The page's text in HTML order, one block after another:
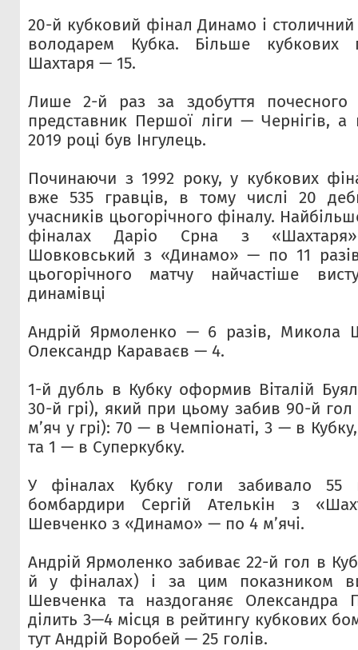
20-й кубковий фінал Динамо і столичний
володарем Кубка. Більше
Шахтаря — 15.
Лише 2-й раз за здобуття почесного
представник Першої ліги — Чернігів,
2019 році був Інгулець.
Починаючи з 1992 року, у кубкових
вже 535 гравців, в тому числі 20
учасників цьогорічного фіналу.
фіналах Даріо Срна з
Шовковський з «Динамо» — по 11
цьогорічного матчу найчастіше
динамівці
Андрій Ярмоленко — 6 разів, Микола
Олександр Караваєв — 4.
1-й дубль в Кубку оформив Віталій
30-й грі), який при цьому забив 90-й гол
м’яч у грі): 70 — в Чемпіонаті, 3 — в
та 1 — в Суперкубку.
У фіналах Кубку голи забивало 55
бомбардири Сергій Ателькін з
Шевченко з «Динамо» — по 4 м’ячі.
Андрій Ярмоленко забиває 22-й гол в
й у фіналах) і за цим показником
Шевченка та наздоганяє Олександра
ділить 3—4 місця в рейтингу кубкових
тут Андрій Воробей — 25 голів.